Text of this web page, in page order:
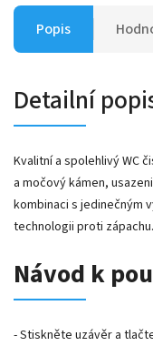
Popis
Detailní
Kvalitní a spolehlivý WC
a močový kámen,
kombinaci s jedinečným
technologii proti
Návod k
- Stiskněte uzávěr a